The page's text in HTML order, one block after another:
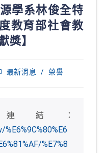
學系林俊全特
教育部社會教
獎】
最新消息 / 榮譽
結：
%E7%8